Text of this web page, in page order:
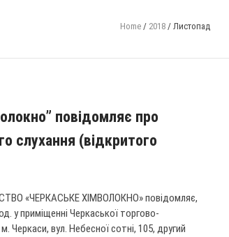
Home / 2018 / Листопад
повідомляє про
слухання (відкритого
«ЧЕРКАСЬКЕ ХІМВОЛОКНО» повідомляє,
у приміщенні Черкаської торгово-
Черкаси, вул. Небесної сотні, 105, другий